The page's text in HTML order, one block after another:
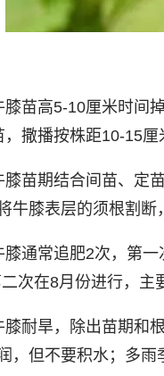
膝苗高5-10厘米时
撒播按株距10-15厘
膝苗期结合间苗、
牛膝表层的须根割断
膝通常追肥2次，第
次在8月份进行，主
膝耐旱，除出苗期
，但不要积水；多雨